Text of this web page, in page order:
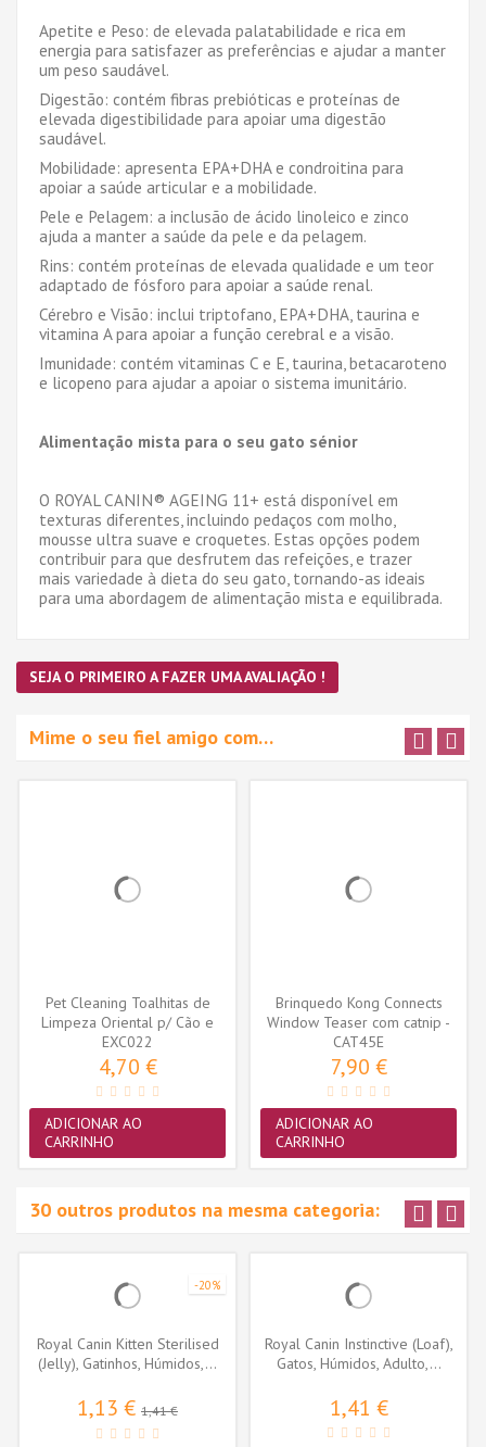
Apetite e Peso: de elevada palatabilidade e rica em
energia para satisfazer as preferências e ajudar a manter
um peso saudável.
Digestão: contém fibras prebióticas e proteínas de
elevada digestibilidade para apoiar uma digestão
saudável.
Mobilidade: apresenta EPA+DHA e condroitina para
apoiar a saúde articular e a mobilidade.
Pele e Pelagem: a inclusão de ácido linoleico e zinco
ajuda a manter a saúde da pele e da pelagem.
Rins: contém proteínas de elevada qualidade e um teor
adaptado de fósforo para apoiar a saúde renal.
Cérebro e Visão: inclui triptofano, EPA+DHA, taurina e
vitamina A para apoiar a função cerebral e a visão.
Imunidade: contém vitaminas C e E, taurina, betacaroteno
e licopeno para ajudar a apoiar o sistema imunitário.
Alimentação mista para o seu gato sénior
O ROYAL CANIN® AGEING 11+ está disponível em
texturas diferentes, incluindo pedaços com molho,
mousse ultra suave e croquetes. Estas opções podem
contribuir para que desfrutem das refeições, e trazer
mais variedade à dieta do seu gato, tornando-as ideais
para uma abordagem de alimentação mista e equilibrada.
SEJA O PRIMEIRO A FAZER UMA AVALIAÇÃO !
Mime o seu fiel amigo com…
Pet Cleaning Toalhitas de
Limpeza Oriental p/ Cão e
Gato...
EXC022
4,70 €
ADICIONAR AO
CARRINHO
Brinquedo Kong Connects
Window Teaser com catnip -
Cor...
CAT45E
7,90 €
ADICIONAR AO
CARRINHO
30 outros produtos na mesma categoria:
-20%
Royal Canin Kitten Sterilised
(Jelly), Gatinhos, Húmidos,...
1,13 € 1,41 €
Royal Canin Instinctive (Loaf),
Gatos, Húmidos, Adulto,...
1,41 €